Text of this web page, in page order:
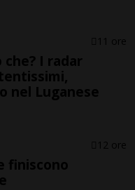
11 ore
I radar
nel Luganese
12 ore
finiscono